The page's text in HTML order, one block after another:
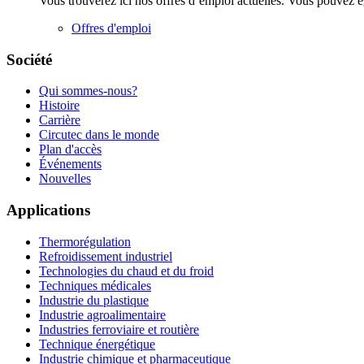
Offres d'emploi
Société
Qui sommes-nous?
Histoire
Carrière
Circutec dans le monde
Plan d'accès
Événements
Nouvelles
Applications
Thermorégulation
Refroidissement industriel
Technologies du chaud et du froid
Techniques médicales
Industrie du plastique
Industrie agroalimentaire
Industries ferroviaire et routière
Technique énergétique
Industrie chimique et pharmaceutique